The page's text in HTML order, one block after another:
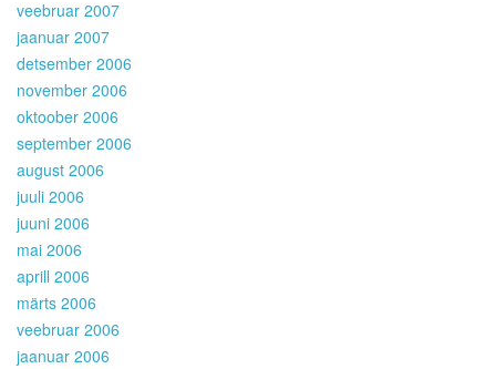
veebruar 2007
jaanuar 2007
detsember 2006
november 2006
oktoober 2006
september 2006
august 2006
juuli 2006
juuni 2006
mai 2006
aprill 2006
märts 2006
veebruar 2006
jaanuar 2006